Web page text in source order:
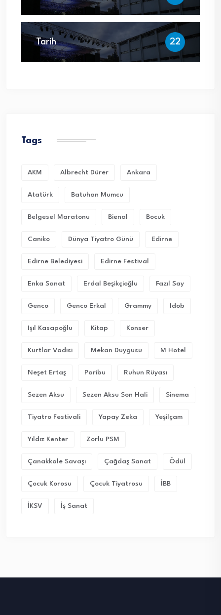
Tarih 22
Tags
AKM Albrecht Dürer Ankara
Atatürk Batuhan Mumcu
Belgesel Maratonu Bienal Bocuk
Caniko Dünya Tiyatro Günü Edirne
Edirne Belediyesi Edirne Festival
Enka Sanat Erdal Beşikçioğlu Fazıl Say
Genco Genco Erkal Grammy Idob
Işıl Kasapoğlu Kitap Konser
Kurtlar Vadisi Mekan Duygusu M Hotel
Neşet Ertaş Paribu Ruhun Rüyası
Sezen Aksu Sezen Aksu Son Hali Sinema
Tiyatro Festivali Yapay Zeka Yeşilçam
Yıldız Kenter Zorlu PSM
Çanakkale Savaşı Çağdaş Sanat Ödül
Çocuk Korosu Çocuk Tiyatrosu İBB
İKSV İş Sanat